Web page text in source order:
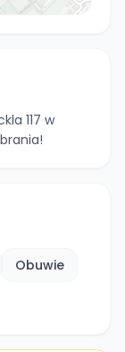
117 w
Obuwie